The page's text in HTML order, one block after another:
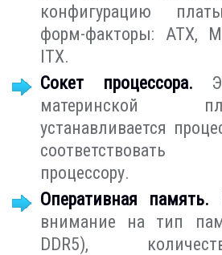
конфигурацию
форм-факторы: ATX,
ITX.
Сокет процессора.
материнской
устанавливается
процессору.
Оперативная память.
внимание на тип
DDR5),